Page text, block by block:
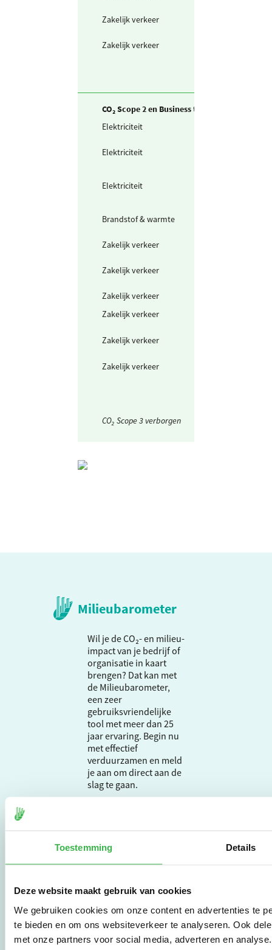
Toestemming Details
Deze website maakt gebruik van cookies
We gebruiken cookies om onze content en advertenties te
te bieden en om ons websiteverkeer te analyseren. Ook
met onze partners voor social media, adverteren en
Zakelijk verkeer
Zakelijk verkeer
CO₂ Scope 2 en Business travel
Elektriciteit
Elektriciteit
Elektriciteit
Brandstof & warmte
Zakelijk verkeer
Zakelijk verkeer
Zakelijk verkeer
Zakelijk verkeer
Zakelijk verkeer
Zakelijk verkeer
CO₂ Scope 3 verborgen
Milieubarometer
Wil je de CO₂- en milieu-
impact van je bedrijf of
organisatie in kaart
brengen? Dat kan met
de Milieubarometer,
een zeer
gebruiksvriendelijke
tool met meer dan 25
jaar ervaring. Begin nu
met effectief
verduurzamen en meld
je aan om direct aan de
slag te gaan.
Stichting Stimular.
Stichting Stimular
vraag om
duurzaamheid naar
praktische
instrumenten en
werkwijzen voor